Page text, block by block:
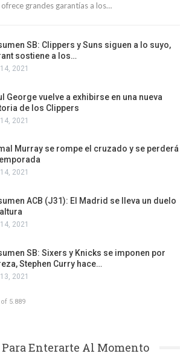
grandes garantías a los…
SB: Clippers y Suns siguen a lo suyo,
sostiene a los…
2021
George vuelve a exhibirse en una nueva
de los Clippers
2021
Murray se rompe el cruzado y se perderá
2021
ACB (J31): El Madrid se lleva un duelo
2021
SB: Sixers y Knicks se imponen por
Stephen Curry hace…
2021
of 5.889
Enterarte Al Momento